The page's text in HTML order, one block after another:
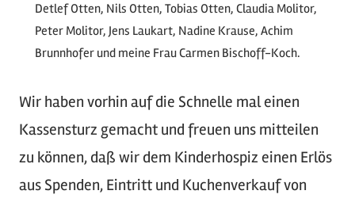
Detlef Otten, Nils Otten, Tobias Otten, Claudia Molitor,
Peter Molitor, Jens Laukart, Nadine Krause, Achim
Brunnhofer und meine Frau Carmen Bischoff-Koch.
Wir haben vorhin auf die Schnelle mal einen
Kassensturz gemacht und freuen uns mitteilen
zu können, daß wir dem Kinderhospiz einen Erlös
aus Spenden, Eintritt und Kuchenverkauf von